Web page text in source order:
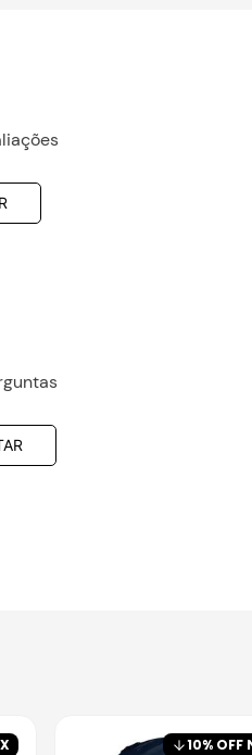
10% OFF